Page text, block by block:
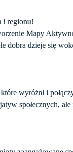
i regionu!
Mapy
dobra dzieje się
wyróżni i
społecznych,